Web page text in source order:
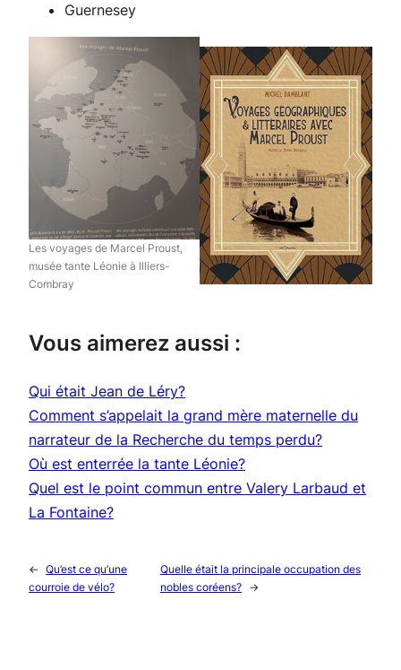
Guernesey
Les voyages de Marcel Proust,
musée tante Léonie à Illiers-
Combray
Vous aimerez aussi :
Qui était Jean de Léry?
Comment s’appelait la grand mère maternelle du
narrateur de la Recherche du temps perdu?
Où est enterrée la tante Léonie?
Quel est le point commun entre Valery Larbaud et
La Fontaine?
← Qu’est ce qu’une
courroie de vélo?
Quelle était la principale occupation des
nobles coréens?
→